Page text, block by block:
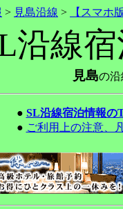
> 見島沿線 > 【スマホ
沿線
見島の
● SL沿線宿泊情報の
● ご利用上の注意、